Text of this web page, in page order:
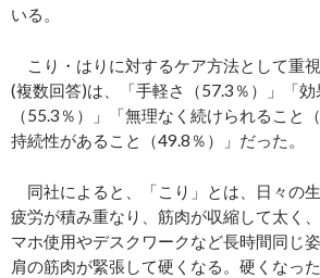
いる。
こり・はりに対するケア方法として重
(複数回答)は、「手軽さ（57.3％）」「効
（55.3％）」「無理なく続けられること
持続性があること（49.8％）」だった。
同社によると、「こり」とは、日々の
疲労が積み重なり、筋肉が収縮して太く
マホ使用やデスクワークなど長時間同じ
肩の筋肉が緊張して硬くなる。硬くなっ